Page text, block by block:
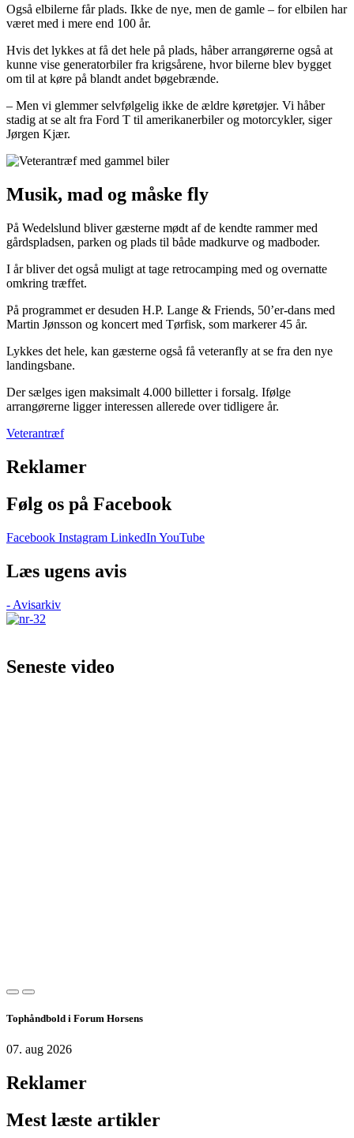
Også elbilerne får plads. Ikke de nye, men de gamle – for elbilen har
været med i mere end 100 år.
Hvis det lykkes at få det hele på plads, håber arrangørerne også at
kunne vise generatorbiler fra krigsårene, hvor bilerne blev bygget
om til at køre på blandt andet bøgebrænde.
– Men vi glemmer selvfølgelig ikke de ældre køretøjer. Vi håber
stadig at se alt fra Ford T til amerikanerbiler og motorcykler, siger
Jørgen Kjær.
Musik, mad og måske fly
På Wedelslund bliver gæsterne mødt af de kendte rammer med
gårdspladsen, parken og plads til både madkurve og madboder.
I år bliver det også muligt at tage retrocamping med og overnatte
omkring træffet.
På programmet er desuden H.P. Lange & Friends, 50’er-dans med
Martin Jønsson og koncert med Tørfisk, som markerer 45 år.
Lykkes det hele, kan gæsterne også få veteranfly at se fra den nye
landingsbane.
Der sælges igen maksimalt 4.000 billetter i forsalg. Ifølge
arrangørerne ligger interessen allerede over tidligere år.
Veterantræf
Reklamer
Følg os på Facebook
Facebook Instagram LinkedIn YouTube
Læs ugens avis
- Avisarkiv
Seneste video
Tophåndbold i Forum Horsens
07. aug 2026
Reklamer
Mest læste artikler